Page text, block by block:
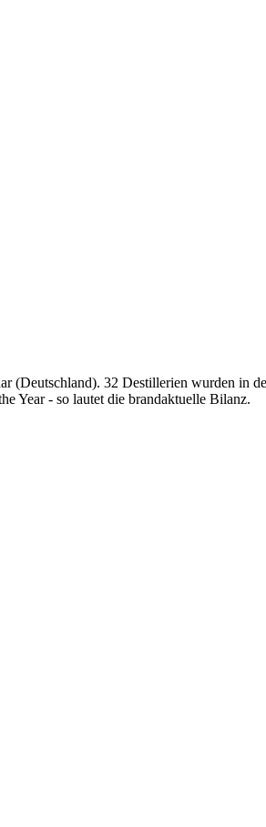
(Deutschland). 32 Destillerien wurden in
Year - so lautet die brandaktuelle Bilanz.